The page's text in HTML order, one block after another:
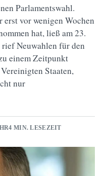
Parlamentswahl.
vor wenigen Wochen
hat, ließ am 23.
Neuwahlen für den
einem Zeitpunkt
Staaten,
nur
4 MIN. LESEZEIT